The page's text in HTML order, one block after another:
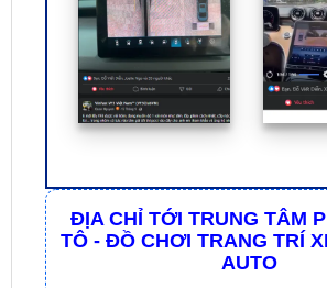
TÔ - ĐỒ CHƠI TRANG TRÍ
☎Bấm vào để gọi Tổng Đài
0987 801 029